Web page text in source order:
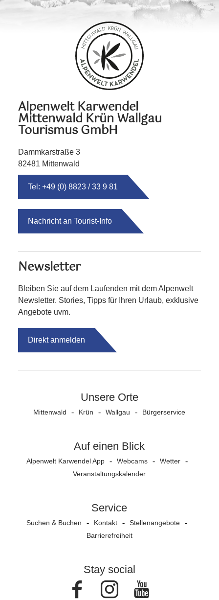
Alpenwelt Karwendel
Mittenwald Krün Wallgau
Tourismus GmbH
Dammkarstraße 3
82481 Mittenwald
Tel: +49 (0) 8823 / 33 9 81
Nachricht an Tourist-Info
Newsletter
Bleiben Sie auf dem Laufenden mit dem Alpenwelt
Newsletter. Stories, Tipps für Ihren Urlaub, exklusive
Angebote uvm.
Direkt anmelden
Unsere Orte
Mittenwald Krün Wallgau Bürgerservice
Auf einen Blick
Alpenwelt Karwendel App Webcams
Wetter
Veranstaltungs­kalender
Service
Suchen & Buchen Kontakt
Stellenangebote
Barrierefreiheit
Stay social
FacebookInstagram